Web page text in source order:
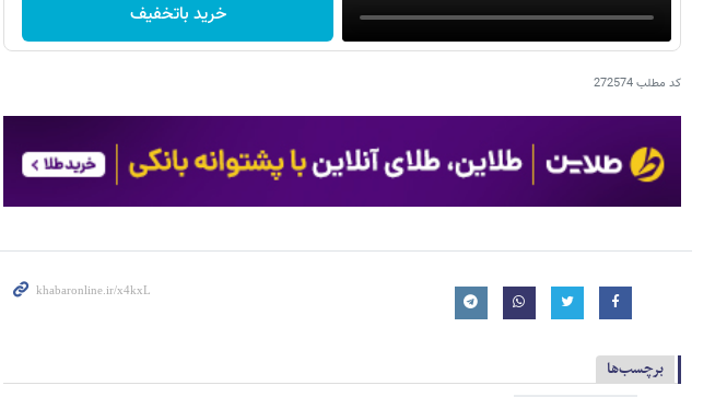
خرید باتخفیف
کد مطلب272574
برچسب‌ها